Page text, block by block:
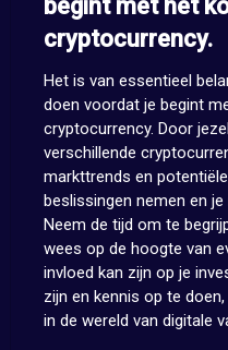
begint met het
cryptocurrency.
Het is van essentieel
doen voordat je begint
cryptocurrency. Door
verschillende
markttrends en
beslissingen nemen en
Neem de tijd om te
wees op de hoogte van
invloed kan zijn op je
zijn en kennis op te
in de wereld van digitale